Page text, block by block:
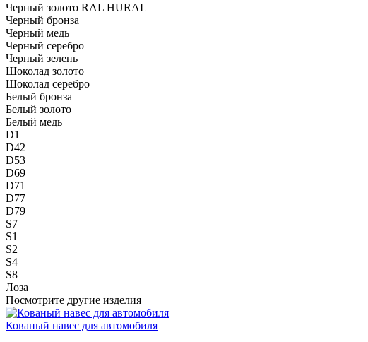
Черный золото RAL HURAL
Черный бронза
Черный медь
Черный серебро
Черный зелень
Шоколад золото
Шоколад серебро
Белый бронза
Белый золото
Белый медь
D1
D42
D53
D69
D71
D77
D79
S7
S1
S2
S4
S8
Лоза
Посмотрите другие изделия
Кованый навес для автомобиля